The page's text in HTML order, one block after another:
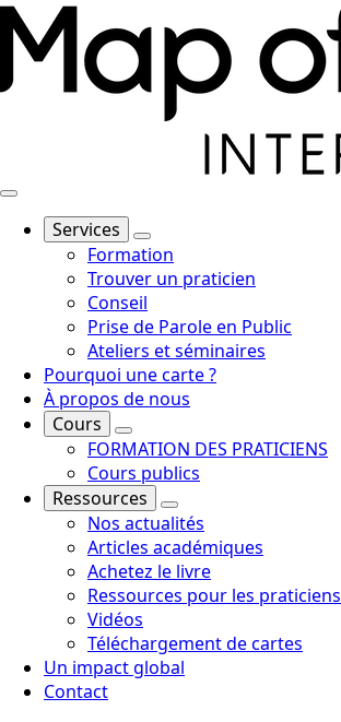
Services
Formation
Trouver un praticien
Conseil
Prise de Parole en Public
Ateliers et séminaires
Pourquoi une carte ?
À propos de nous
Cours
FORMATION DES PRATICIENS
Cours publics
Ressources
Nos actualités
Articles académiques
Achetez le livre
Ressources pour les praticiens
Vidéos
Téléchargement de cartes
Un impact global
Contact